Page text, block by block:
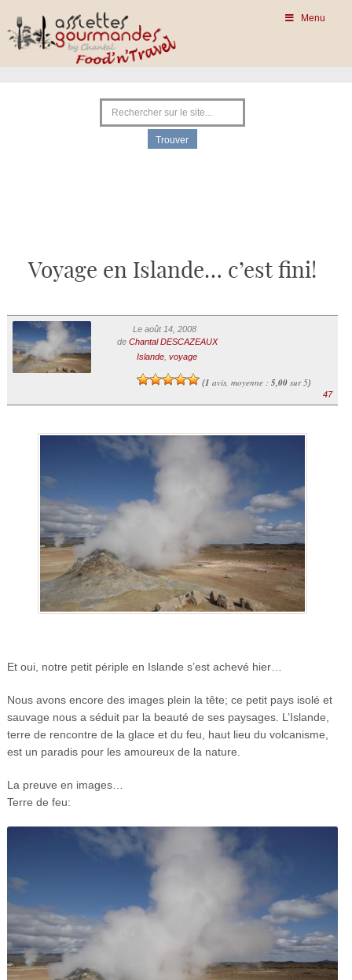
Menu
Voyage en Islande… c’est fini!
Le août 14, 2008
de Chantal DESCAZEAUX
Islande, voyage
(1 avis, moyenne : 5,00sur 5)
47
Et oui, notre petit périple en Islande s’est achevé hier…
Nous avons encore des images plein la tête; ce petit pays isolé et
sauvage nous a séduit par la beauté de ses paysages. L’Islande,
terre de rencontre de la glace et du feu, haut lieu du volcanisme,
est un paradis pour les amoureux de la nature.
La preuve en images…
Terre de feu: